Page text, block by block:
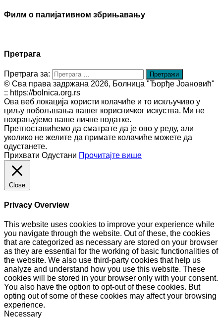
Филм о палијативном збрињавању
Претрага
Претрага за:
© Сва права задржана 2026, Болница "Ђорђе Јоановић"
:: https://bolnica.org.rs
Ова веб локација користи колачиће и то искључиво у
циљу побољшања вашег корисничког искуства. Ми не
похрањујемо ваше личне податке.
Претпоставићемо да сматрате да је ово у реду, али
уколико не желите да примате колачиће можете да
одустанете.
Прихвати Одустани Прочитајте више
Close
Privacy Overview
This website uses cookies to improve your experience while
you navigate through the website. Out of these, the cookies
that are categorized as necessary are stored on your browser
as they are essential for the working of basic functionalities of
the website. We also use third-party cookies that help us
analyze and understand how you use this website. These
cookies will be stored in your browser only with your consent.
You also have the option to opt-out of these cookies. But
opting out of some of these cookies may affect your browsing
experience.
Necessary